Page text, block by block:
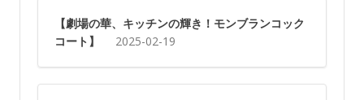
【劇場の華、キッチンの輝き！モンブランコック
コート】
2025-02-19